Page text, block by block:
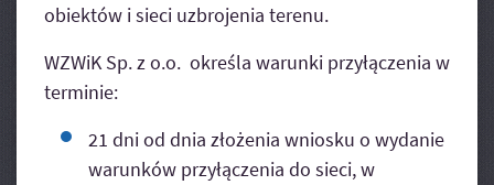
obiektów i sieci uzbrojenia terenu.
WZWiK Sp. z o.o. określa warunki przyłączenia w
terminie:
21 dni od dnia złożenia wniosku o wydanie
warunków przyłączenia do sieci, w